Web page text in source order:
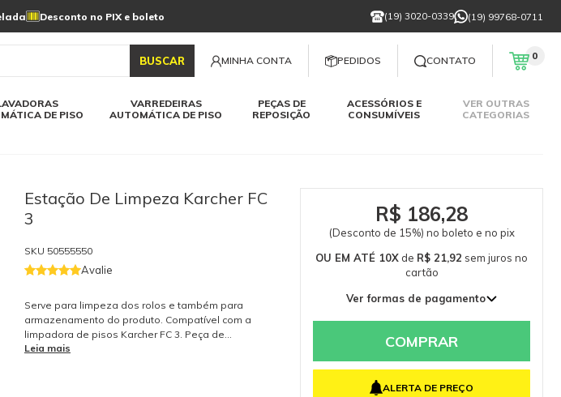
Desconto no PIX e boleto (19) 3020-0339 (19) 99768-0711
BUSCAR MINHA CONTA PEDIDOS CONTATO 0
DE PISO
VARREDEIRAS
AUTOMÁTICA DE PISO
PEÇAS DE
REPOSIÇÃO
ACESSÓRIOS E
CONSUMÍVEIS
VER OUTRAS
CATEGORIAS
Estação De Limpeza Karcher FC
3
SKU 50555550
Avalie
Serve para limpeza dos rolos e também para
armazenamento do produto. Compatível com a
limpadora de pisos Karcher FC 3. Peça de
reposição original Kärcher. Somente peças
Leia mais
R$ 186,28
(Desconto de 15%) no boleto e no pix
OU EM ATÉ 10X de R$ 21,92 sem juros no
cartão
Ver formas de pagamento
2x de R$ 109,58 sem juros
COMPRAR
ALERTA DE PREÇO